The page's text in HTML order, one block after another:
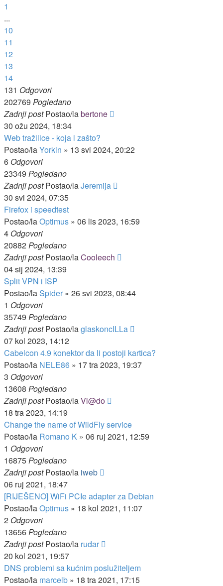
1
...
10
11
12
13
14
131 Odgovori
202769 Pogledano
Zadnji postPostao/labertone
30 ožu 2024, 18:34
Web tražilice - koja i zašto?
Postao/laYorkin » 13 svi 2024, 20:22
6 Odgovori
23349 Pogledano
Zadnji postPostao/laJeremija
30 svi 2024, 07:35
Firefox i speedtest
Postao/laOptimus » 06 lis 2023, 16:59
4 Odgovori
20882Pogledano
Zadnji postPostao/laCooleech
04 sij 2024, 13:39
Split VPN i ISP
Postao/laSpider » 26 svi 2023, 08:44
1 Odgovori
35749 Pogledano
Zadnji postPostao/laglaskoncILLa
07 kol 2023, 14:12
Cabelcon 4.9 konektor da li postoji kartica?
Postao/la NELE86 » 17 tra 2023, 19:37
3 Odgovori
13608 Pogledano
Zadnji postPostao/laVl@do
18 tra 2023, 14:19
Change the name of WildFly service
Postao/la Romano K » 06 ruj 2021, 12:59
1 Odgovori
16875Pogledano
Zadnji postPostao/la iweb
06 ruj 2021, 18:47
[RIJEŠENO] WiFi PCIe adapter za Debian
Postao/laOptimus » 18 kol 2021, 11:07
2 Odgovori
13656Pogledano
Zadnji postPostao/la rudar
20 kol 2021, 19:57
DNS problemi sa kućnim poslužiteljem
Postao/la marcelb » 18 tra 2021, 17:15